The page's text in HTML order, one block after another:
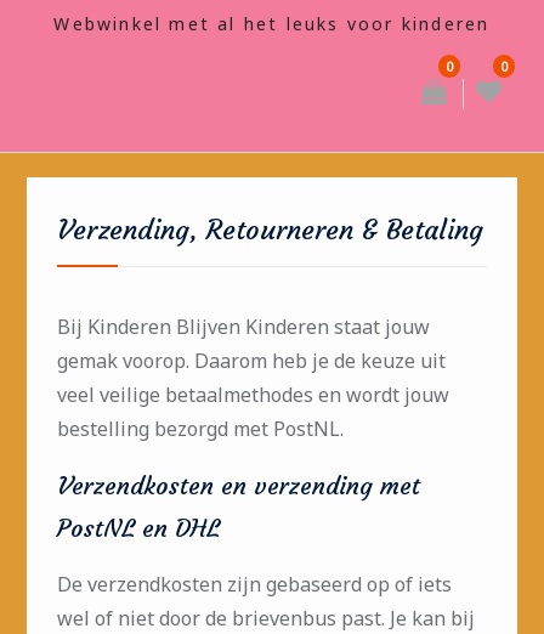
Webwinkel met al het leuks voor kinderen
0
0
Verzending, Retourneren & Betaling
Bij Kinderen Blijven Kinderen staat jouw
gemak voorop. Daarom heb je de keuze uit
veel veilige betaalmethodes en wordt jouw
bestelling bezorgd met PostNL.
Verzendkosten en verzending met
PostNL en DHL
De verzendkosten zijn gebaseerd op of iets
wel of niet door de brievenbus past. Je kan bij